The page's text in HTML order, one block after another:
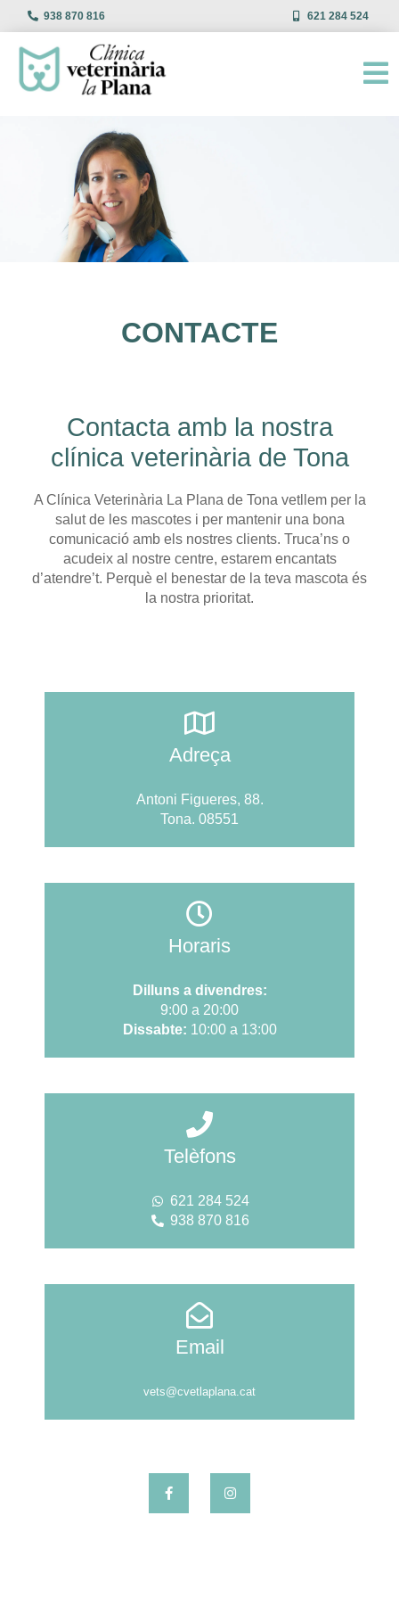
938 870 816 621 284 524
CONTACTE
Contacta amb la nostra
clínica veterinària de Tona
A Clínica Veterinària La Plana de Tona vetllem per la
salut de les mascotes i per mantenir una bona
comunicació amb els nostres clients. Truca’ns o
acudeix al nostre centre, estarem encantats
d’atendre’t. Perquè el benestar de la teva mascota és
la nostra prioritat.
Adreça
Antoni Figueres, 88.
Tona. 08551
Horaris
Dilluns a divendres:
9:00 a 20:00
Dissabte: 10:00 a 13:00
Telèfons
621 284 524
938 870 816
Email
vets@cvetlaplana.cat